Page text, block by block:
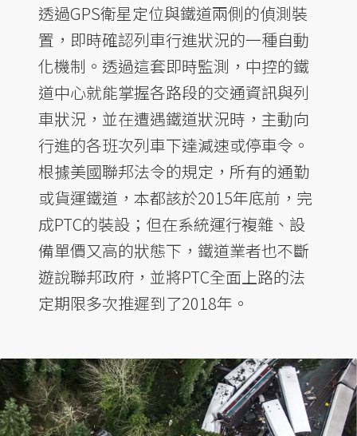
透過GPS衛星定位與鐵道兩側的偵測裝
置，即時確認列車行進狀況的一種自動
化機制。透過這套即時監測，中控的鐵
道中心就能掌握各路段的交通資訊與列
車狀況，並在遭遇鐵道狀況時，主動向
行進的各班次列車下達減速或停車令。
根據美國聯邦法令的規定，所有的通勤
或貨運鐵道，本都該於2015年底前，完
成PTC的裝設；但在系統運行複雜、設
備單價又高的狀態下，鐵道業者也不斷
遊說聯邦政府，並將PTC全面上路的法
定期限多次推遲到了2018年。